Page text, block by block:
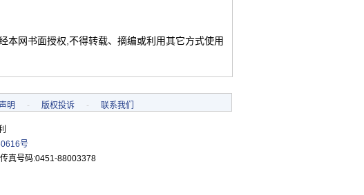
本网书面授权,不得转载、摘编或利用其它方式使用
明 - 版权投诉 - 联系我们
号
真号码:0451-88003378